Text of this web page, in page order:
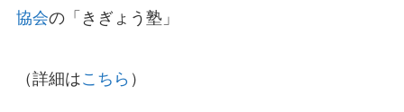
協会の「きぎょう塾」
（詳細はこちら ）